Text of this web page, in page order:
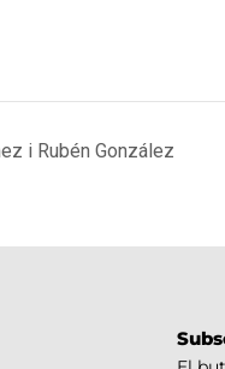
i Rubén González